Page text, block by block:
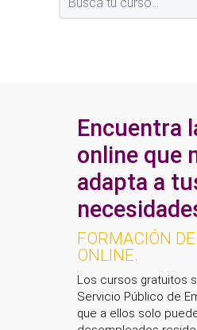
Encuentra
online que
adapta a
FORMACIÓN
ONLINE.
Los cursos gratuitos
Servicio Público de
que a ellos solo